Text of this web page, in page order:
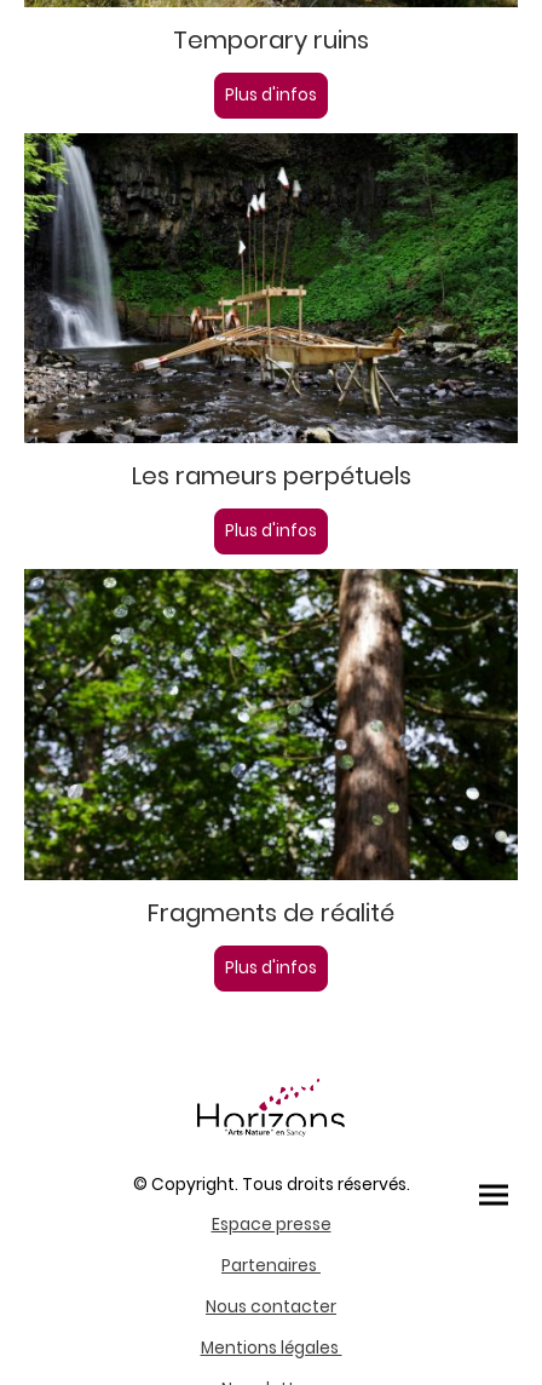
Temporary ruins
Plus d'infos
Les rameurs perpétuels
Plus d'infos
Fragments de réalité
Plus d'infos
© Copyright. Tous droits réservés.
Espace presse
Partenaires
Nous contacter
Mentions légales